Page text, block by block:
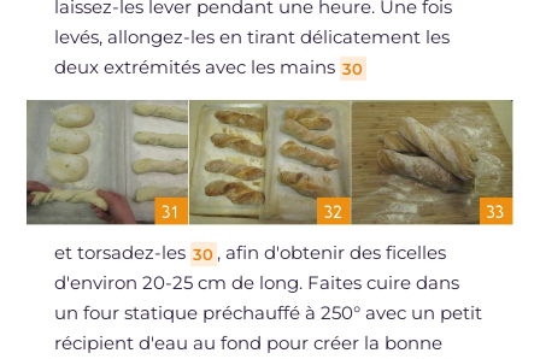
laissez-les lever pendant une heure. Une fois
levés, allongez-les en tirant délicatement les
deux extrémités avec les mains 30
et torsadez-les 30 , afin d'obtenir des ficelles
d'environ 20-25 cm de long. Faites cuire dans
un four statique préchauffé à 250° avec un petit
récipient d'eau au fond pour créer la bonne